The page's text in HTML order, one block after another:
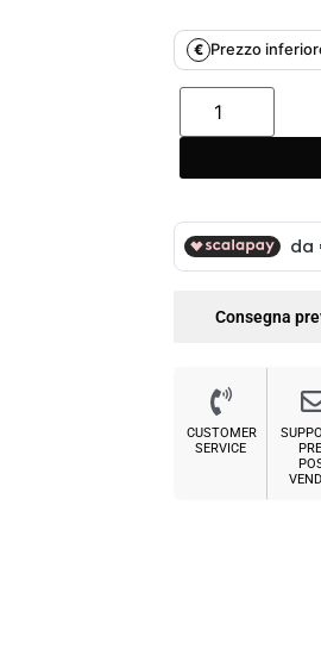
€ Prezzo
Consegna
CUSTOMER
SERVICE